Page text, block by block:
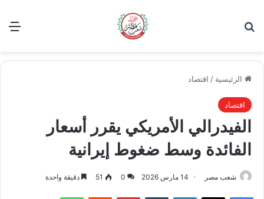
الرئيسية / اقتصاد
اقتصاد
الفيدرالي الأمريكي يقرر أسعار
الفائدة وسط ضغوط إيرانية
شعب مصر 14 مارس 2026 0
51 دقيقة واحدة
فيسبوك ‫X لينكدإن بينتيريست واتساب